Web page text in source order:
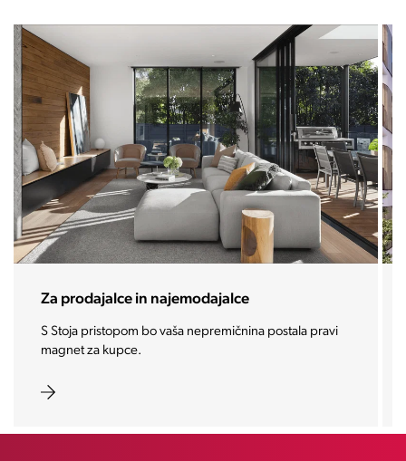
Za prodajalce in najemodajalce
S Stoja pristopom bo vaša nepremičnina postala pravi
magnet za kupce.